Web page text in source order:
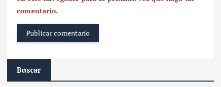
comentario.
Buscar